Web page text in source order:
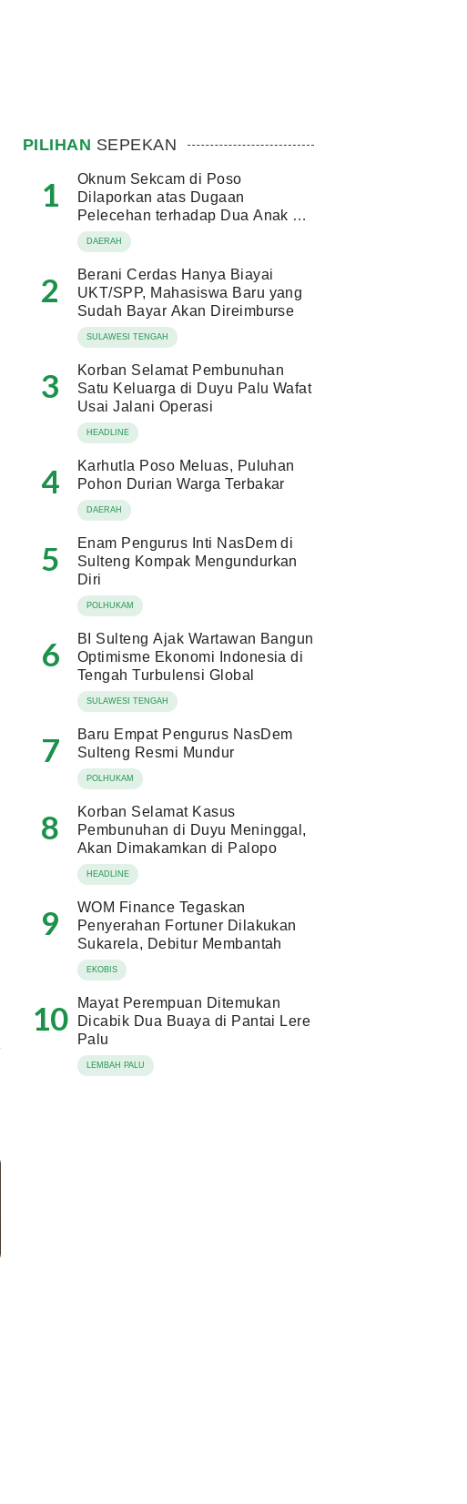
PILIHAN SEPEKAN
1
Oknum Sekcam di Poso
Dilaporkan atas Dugaan
Pelecehan terhadap Dua Anak di
Bawah Umur
DAERAH
2
Berani Cerdas Hanya Biayai
UKT/SPP, Mahasiswa Baru yang
Sudah Bayar Akan Direimburse
SULAWESI TENGAH
3
Korban Selamat Pembunuhan
Satu Keluarga di Duyu Palu Wafat
Usai Jalani Operasi
HEADLINE
4
Karhutla Poso Meluas, Puluhan
Pohon Durian Warga Terbakar
DAERAH
5
Enam Pengurus Inti NasDem di
Sulteng Kompak Mengundurkan
Diri
POLHUKAM
6
BI Sulteng Ajak Wartawan Bangun
Optimisme Ekonomi Indonesia di
Tengah Turbulensi Global
SULAWESI TENGAH
7
Baru Empat Pengurus NasDem
Sulteng Resmi Mundur
POLHUKAM
8
Korban Selamat Kasus
Pembunuhan di Duyu Meninggal,
Akan Dimakamkan di Palopo
HEADLINE
9
WOM Finance Tegaskan
Penyerahan Fortuner Dilakukan
Sukarela, Debitur Membantah
EKOBIS
10
Mayat Perempuan Ditemukan
Dicabik Dua Buaya di Pantai Lere
Palu
LEMBAH PALU